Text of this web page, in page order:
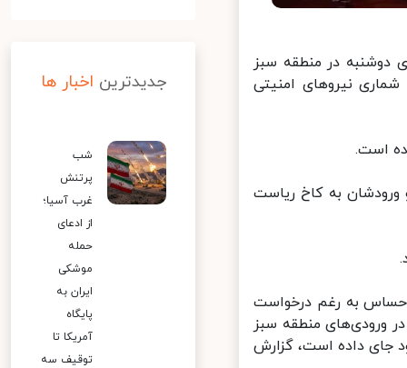
دوشنبه در منطقه سبز
شماری نیروهای امنیتی
به کاخ ریاست
به رغم درخواست
ورودی‌های منطقه سبز
داده است، گزارش
جدیدترین اخبار ها
شب
پرتنش
غرب آسیا؛
از ادعای
حمله
موشکی
ایران به
پایگاه
آمریکا تا
توقیف سه